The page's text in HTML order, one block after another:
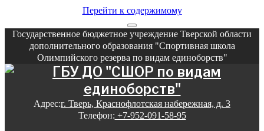
Перейти к содержимому
Государственное бюджетное учреждение Тверской области
дополнительного образования "Спортивная школа
Олимпийского резерва по видам единоборств"
Адрес:г. Тверь, Краснофлотская набережная, д. 3
Телефон: +7-952-091-58-95